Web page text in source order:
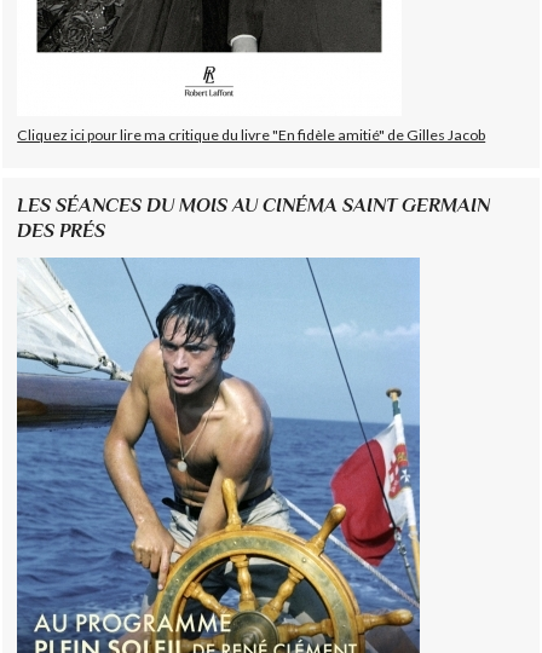
Cliquez ici pour lire ma critique du livre "En fidèle amitié" de Gilles Jacob
LES SÉANCES DU MOIS AU CINÉMA SAINT GERMAIN
DES PRÉS